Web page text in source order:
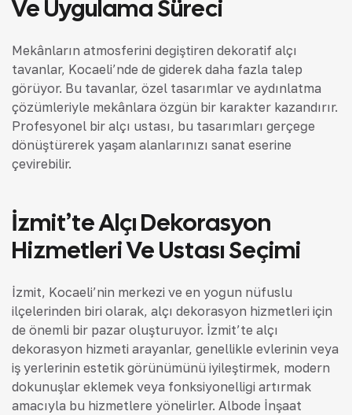
Ve Uygulama Süreci
Mekânların atmosferini değiştiren dekoratif alçı
tavanlar, Kocaeli’nde de giderek daha fazla talep
görüyor. Bu tavanlar, özel tasarımlar ve aydınlatma
çözümleriyle mekânlara özgün bir karakter kazandırır.
Profesyonel bir alçı ustası, bu tasarımları gerçeğe
dönüştürerek yaşam alanlarınızı sanat eserine
çevirebilir.
İzmit’te Alçı Dekorasyon
Hizmetleri Ve Ustası Seçimi
İzmit, Kocaeli’nin merkezi ve en yoğun nüfuslu
ilçelerinden biri olarak, alçı dekorasyon hizmetleri için
de önemli bir pazar oluşturuyor. İzmit’te alçı
dekorasyon hizmeti arayanlar, genellikle evlerinin veya
iş yerlerinin estetik görünümünü iyileştirmek, modern
dokunuşlar eklemek veya fonksiyonelliği artırmak
amacıyla bu hizmetlere yönelirler. Albode İnşaat